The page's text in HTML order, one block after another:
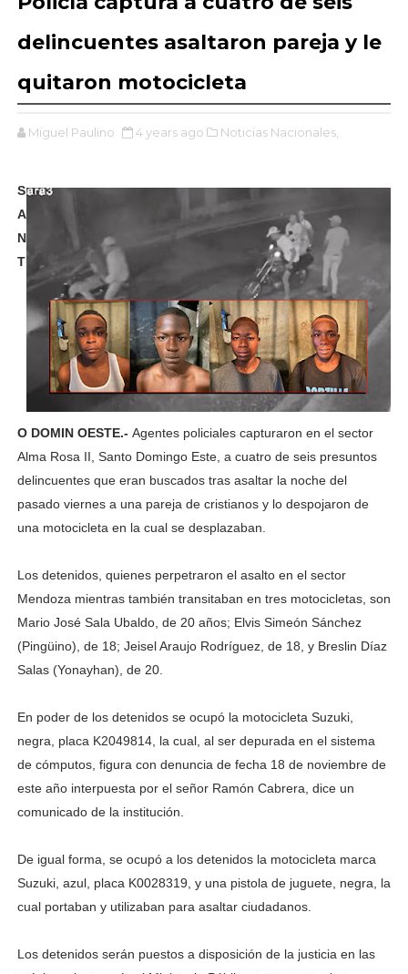
delincuentes asaltaron pareja y le
quitaron motocicleta
Miguel Paulino 4 years ago Noticias Nacionales,
S
A
N
T
O DOMIN OESTE.- Agentes policiales capturaron en el sector
Alma Rosa II, Santo Domingo Este, a cuatro de seis presuntos
delincuentes que eran buscados tras asaltar la noche del
pasado viernes a una pareja de cristianos y lo despojaron de
una motocicleta en la cual se desplazaban.
Los detenidos, quienes perpetraron el asalto en el sector
Mendoza mientras también transitaban en tres motocicletas, son
Mario José Sala Ubaldo, de 20 años; Elvis Simeón Sánchez
(Pingüino), de 18; Jeisel Araujo Rodríguez, de 18, y Breslin Díaz
Salas (Yonayhan), de 20.
En poder de los detenidos se ocupó la motocicleta Suzuki,
negra, placa K2049814, la cual, al ser depurada en el sistema
de cómputos, figura con denuncia de fecha 18 de noviembre de
este año interpuesta por el señor Ramón Cabrera, dice un
comunicado de la institución.
De igual forma, se ocupó a los detenidos la motocicleta marca
Suzuki, azul, placa K0028319, y una pistola de juguete, negra, la
cual portaban y utilizaban para asaltar ciudadanos.
Los detenidos serán puestos a disposición de la justicia en las